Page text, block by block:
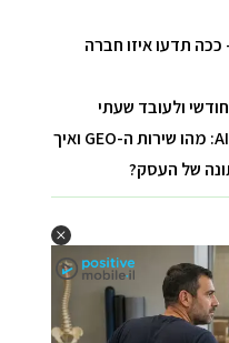
מחירי סלולר 2019 – ככה תדעו איזו חברה
חודשי ולעובד שעתי
המלחמה על התשובה של ה-AI: מהו שירות ה-GEO ואיך
של העסק?